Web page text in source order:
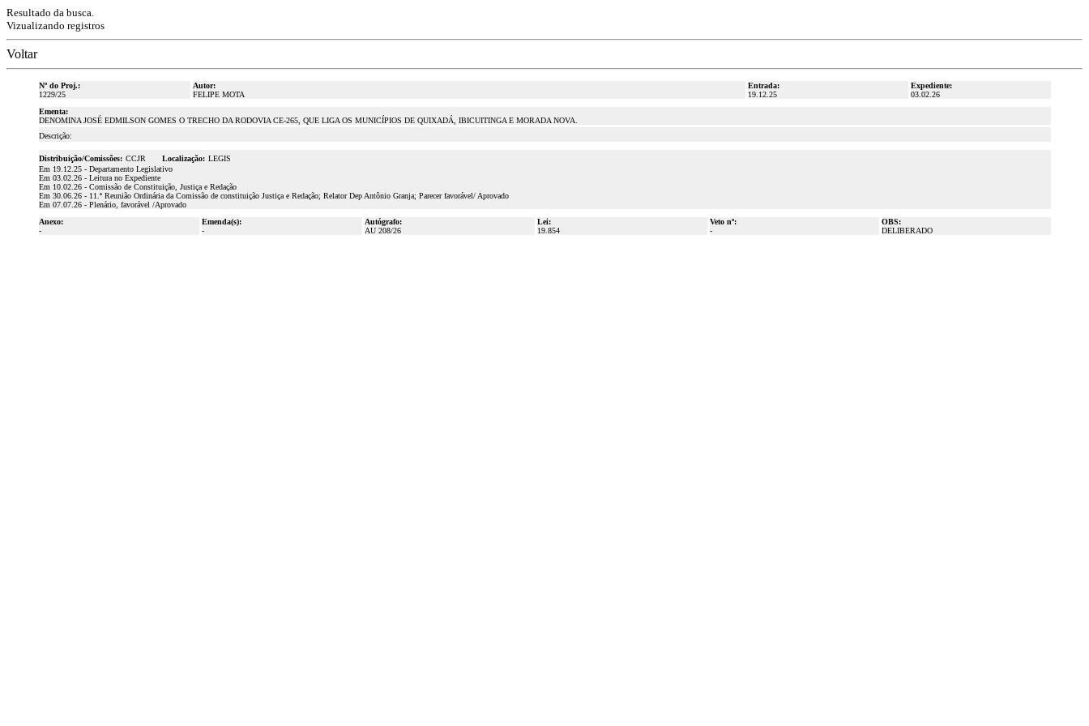
Resultado da busca.
Vizualizando registros
Voltar
Nº do Proj.:
1229/25
Autor:
FELIPE MOTA
Entrada:
19.12.25
Expediente:
03.02.26
Ementa:
DENOMINA JOSÉ EDMILSON GOMES O TRECHO DA RODOVIA CE-265, QUE LIGA OS MUNICÍPIOS DE QUIXADÁ, IBICUITINGA E MORADA NOVA.
Descrição:
Distribuição/Comissões: CCJR Localização: LEGIS
Em 19.12.25 - Departamento Legislativo
Em 03.02.26 - Leitura no Expediente
Em 10.02.26 - Comissão de Constituição, Justiça e Redação
Em 30.06.26 - 11.ª Reunião Ordinária da Comissão de constituição Justiça e Redação; Relator Dep Antônio Granja; Parecer favorável/ Aprovado
Em 07.07.26 - Plenário, favorável /Aprovado
Anexo:
-
Emenda(s):
-
Autógrafo:
AU 208/26
Lei:
19.854
Veto nº:
-
OBS:
DELIBERADO